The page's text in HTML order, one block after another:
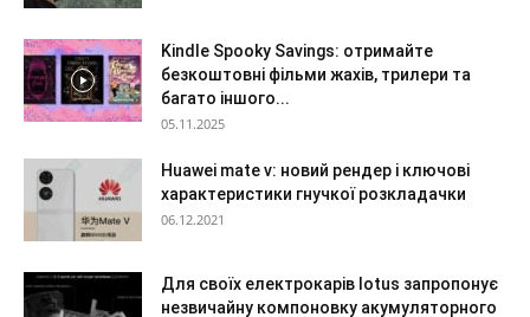
Kindle Spooky Savings: отримайте
безкоштовні фільми жахів, трилери та
багато іншого...
05.11.2025
Huawei mate v: новий рендер і ключові
характеристики гнучкої розкладачки
06.12.2021
Для своїх електрокарів lotus запропонує
незвичайну компоновку акумуляторного